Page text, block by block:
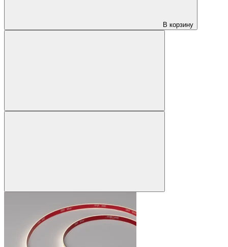
В корзину